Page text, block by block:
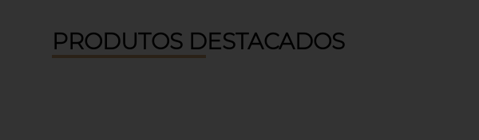
PRODUTOS DESTACADOS